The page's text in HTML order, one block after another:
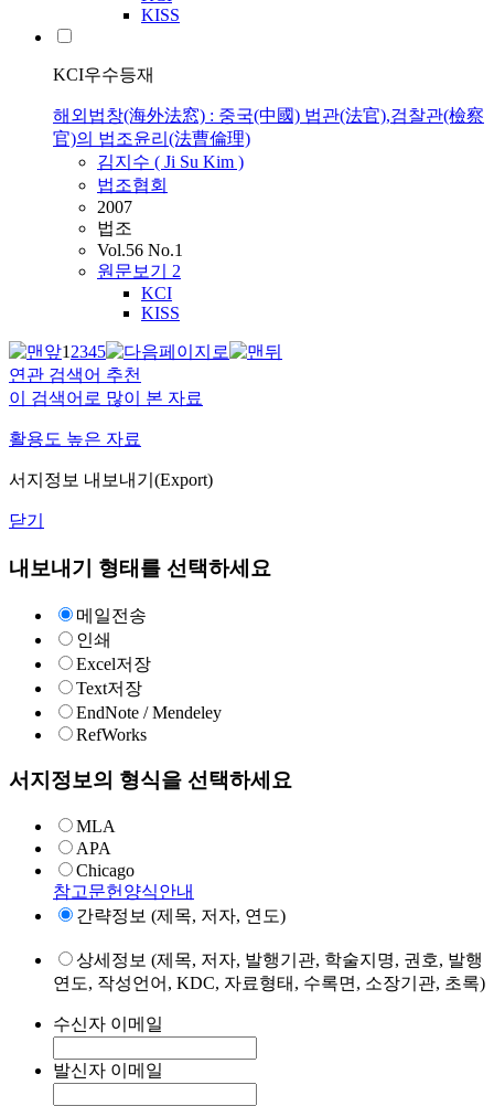
KISS
KCI우수등재
해외법창(海外法窓) : 중국(中國) 법관(法官),검찰관(檢察
官)의 법조윤리(法曹倫理)
김지수 ( Ji Su Kim )
법조협회
2007
법조
Vol.56 No.1
원문보기 2
KCI
KISS
12345
연관 검색어 추천
이 검색어로 많이 본 자료
활용도 높은 자료
서지정보 내보내기(Export)
닫기
내보내기 형태를 선택하세요
메일전송
인쇄
Excel저장
Text저장
EndNote / Mendeley
RefWorks
서지정보의 형식을 선택하세요
MLA
APA
Chicago
참고문헌양식안내
간략정보 (제목, 저자, 연도)
상세정보 (제목, 저자, 발행기관, 학술지명, 권호, 발행
연도, 작성언어, KDC, 자료형태, 수록면, 소장기관, 초록)
수신자 이메일
발신자 이메일